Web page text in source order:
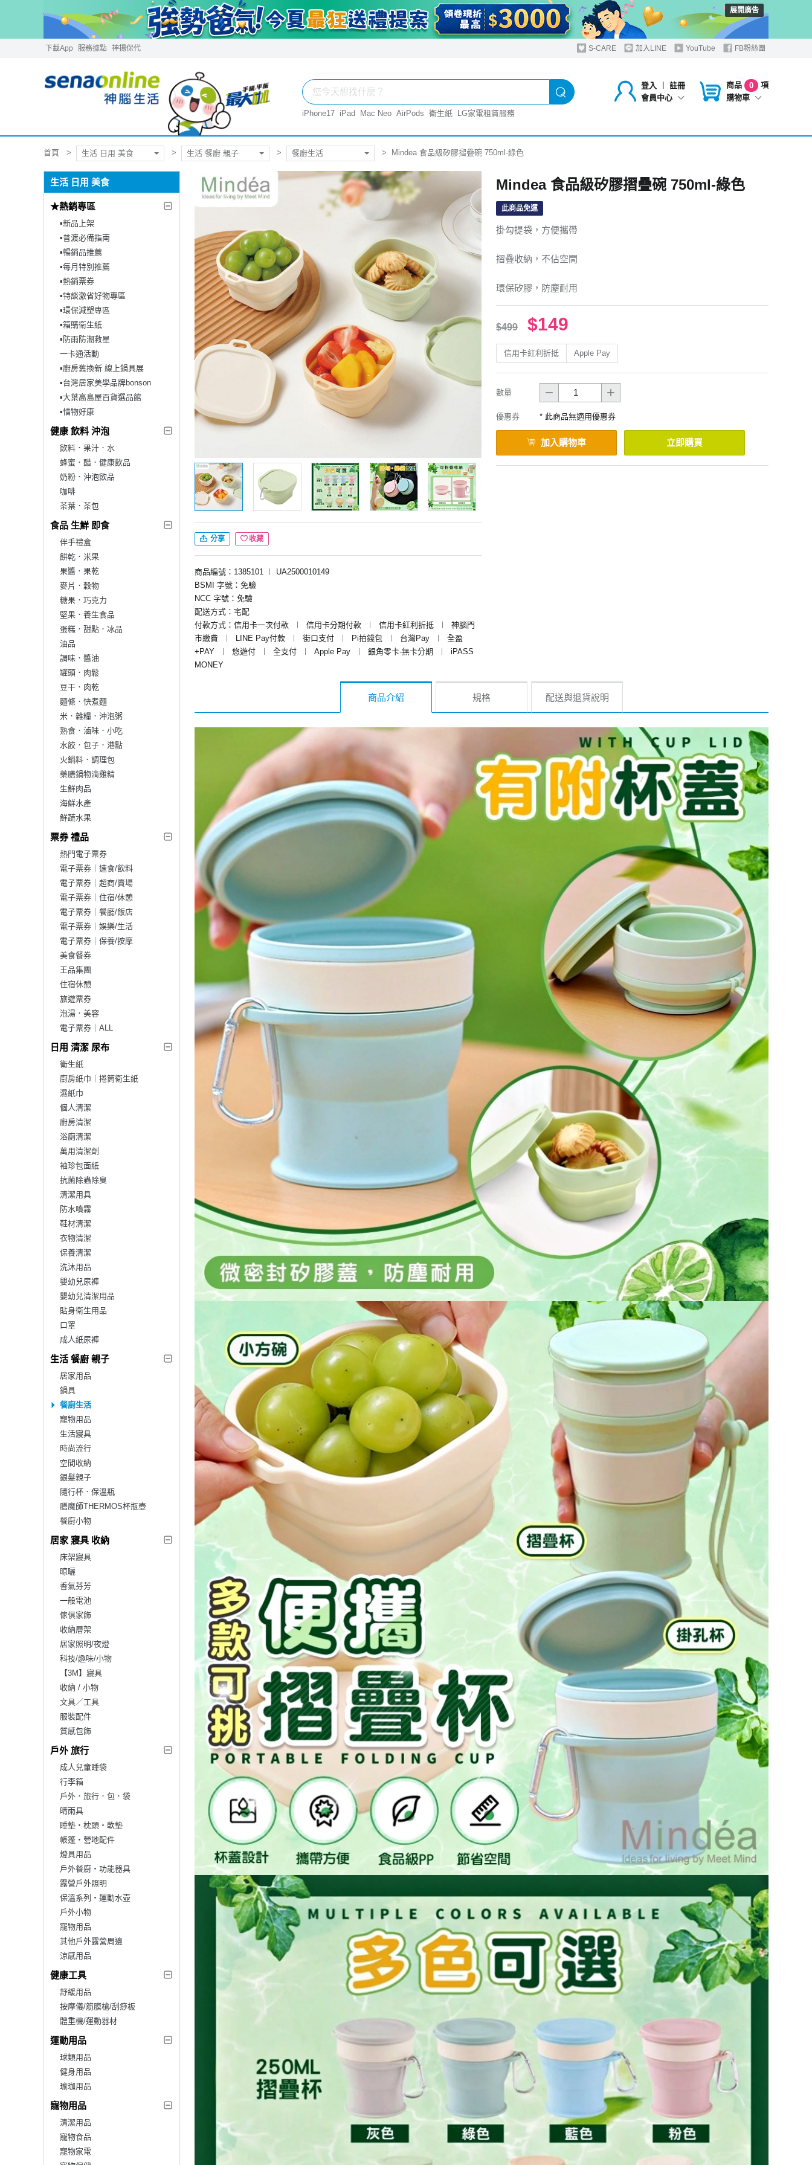
展開廣告
下載App 服務據點 神揚保代 S-CARE 加入LINE YouTube FB粉絲團
登入 ︱
註冊
會員中心
商品 0
項
購物車
iPhone17 iPad Mac Neo AirPods 衛生紙 LG家電租賃服務
首頁 生活 日用 美食 生活 餐廚 親子 餐廚生活 Mindea 食品級矽膠摺疊碗 750ml-綠色
生活 日用 美食
★熱銷專區
▪︎新品上架
▪︎普渡必備指南
▪︎暢銷品推薦
▪︎每月特別推薦
▪︎熱銷票券
▪︎特談激省好物專區
▪︎環保減塑專區
▪︎箱購衛生紙
▪︎防雨防潮救星
一卡通活動
▪︎廚房舊換新 線上鍋具展
▪︎台灣居家美學品牌bonson
▪︎大葉高島屋百貨選品館
▪︎惜物好康
健康 飲料 沖泡
飲料．果汁．水
蜂蜜．醋．健康飲品
奶粉．沖泡飲品
咖啡
茶葉．茶包
食品 生鮮 即食
伴手禮盒
餅乾．米果
果醬．果乾
麥片．穀物
糖果．巧克力
堅果．養生食品
蛋糕．甜點．冰品
油品
調味．醬油
罐頭．肉鬆
豆干．肉乾
麵條．快煮麵
米．雜糧．沖泡粥
熟食．滷味．小吃
水餃．包子．港點
火鍋料．調理包
藥膳鍋物滴雞精
生鮮肉品
海鮮水產
鮮蔬水果
票券 禮品
熱門電子票券
電子票券｜速食/飲料
電子票券｜超商/賣場
電子票券｜住宿/休憩
電子票券｜餐廳/飯店
電子票券｜娛樂/生活
電子票券｜保養/按摩
美食餐券
王品集團
住宿休憩
旅遊票券
泡湯．美容
電子票券｜ALL
日用 清潔 尿布
衛生紙
廚房紙巾｜捲筒衛生紙
濕紙巾
個人清潔
廚房清潔
浴廁清潔
萬用清潔劑
袖珍包面紙
抗菌除蟲除臭
清潔用具
防水噴霧
鞋材清潔
衣物清潔
保養清潔
洗沐用品
嬰幼兒尿褲
嬰幼兒清潔用品
貼身衛生用品
口罩
成人紙尿褲
生活 餐廚 親子
居家用品
鍋具
餐廚生活
寵物用品
生活寢具
時尚流行
空間收納
銀髮親子
隨行杯．保溫瓶
膳魔師THERMOS杯瓶壺
餐廚小物
居家 寢具 收納
床架寢具
晾曬
香氣芬芳
一般電池
傢俱家飾
收納層架
居家照明/夜燈
科技/趣味/小物
【3M】寢具
收納 / 小物
文具／工具
服裝配件
質感包飾
戶外 旅行
成人兒童睡袋
行李箱
戶外．旅行．包．袋
晴雨具
睡墊‧枕頭‧軟墊
帳篷‧營地配件
燈具用品
戶外餐廚‧功能器具
露營戶外照明
保溫系列‧運動水壺
戶外小物
寵物用品
其他戶外露營周邊
涼感用品
健康工具
舒緩用品
按摩儀/筋膜槍/刮痧板
體重機/運動器材
運動用品
球類用品
健身用品
瑜珈用品
寵物用品
清潔用品
寵物食品
寵物家電
分享 收藏
商品編號：1385101 ︱
UA2500010149
BSMI 字號：免驗
NCC 字號：免驗
配送方式：宅配
付款方式：信用卡一次付款
︱ 信用卡分期付款 ︱ 信用卡紅利折抵 ︱
神腦門
市繳費
︱ LINE Pay付款 ︱ 街口支付 ︱ Pi拍錢包 ︱ 台灣Pay ︱
全盈
+PAY
︱ 悠遊付 ︱ 全支付 ︱ Apple Pay ︱ 銀角零卡-無卡分期 ︱
iPASS
MONEY
Mindea 食品級矽膠摺疊碗 750ml-綠色
此商品免運
掛勾提袋，方便攜帶
摺疊收納，不佔空間
環保矽膠，防塵耐用
$499 $149
信用卡紅利折抵 Apple Pay
數量
優惠券 * 此商品無適用優惠券
加入購物車 立即購買
商品介紹 規格 配送與退貨說明